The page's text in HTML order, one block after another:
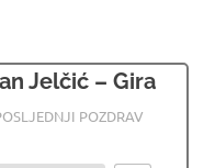
Jelčić – Gira
LJUBUSKI
POZDRAV